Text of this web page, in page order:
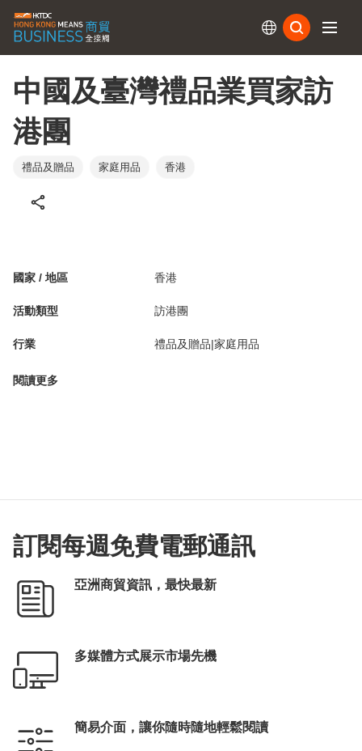
中國及臺灣禮品業買家訪
港團
禮品及贈品 家庭用品 香港
國家 / 地區 香港
活動類型 訪港團
行業 禮品及贈品|家庭用品
閱讀更多
訂閱每週免費電郵通訊
亞洲商貿資訊，最快最新
多媒體方式展示市場先機
簡易介面，讓你隨時隨地輕鬆閱讀